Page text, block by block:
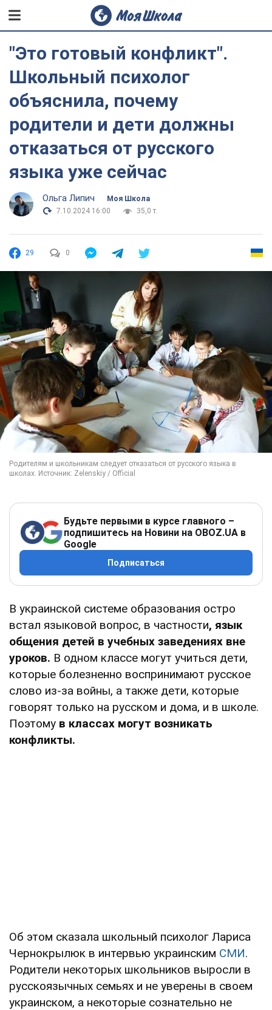
"Это готовый конфликт".
Школьный психолог
объяснила, почему
родители и дети должны
отказаться от русского
языка уже сейчас
Ольга Липич
Моя Школа
7.10.2024 16:00
35,0 т.
29 0
Будьте первыми в курсе главного –
подпишитесь на Новини на OBOZ.UA в
Google
Подписаться
В украинской системе образования остро
встал языковой вопрос, в частности, язык
общения детей в учебных заведениях вне
уроков. В одном классе могут учиться дети,
которые болезненно воспринимают русское
слово из-за войны, а также дети, которые
говорят только на русском и дома, и в школе.
Поэтому в классах могут возникать
конфликты.
Об этом сказала школьный психолог Лариса
Чернокрылюк в интервью украинским СМИ.
Родители некоторых школьников выросли в
русскоязычных семьях и не уверены в своем
украинском, а некоторые сознательно не